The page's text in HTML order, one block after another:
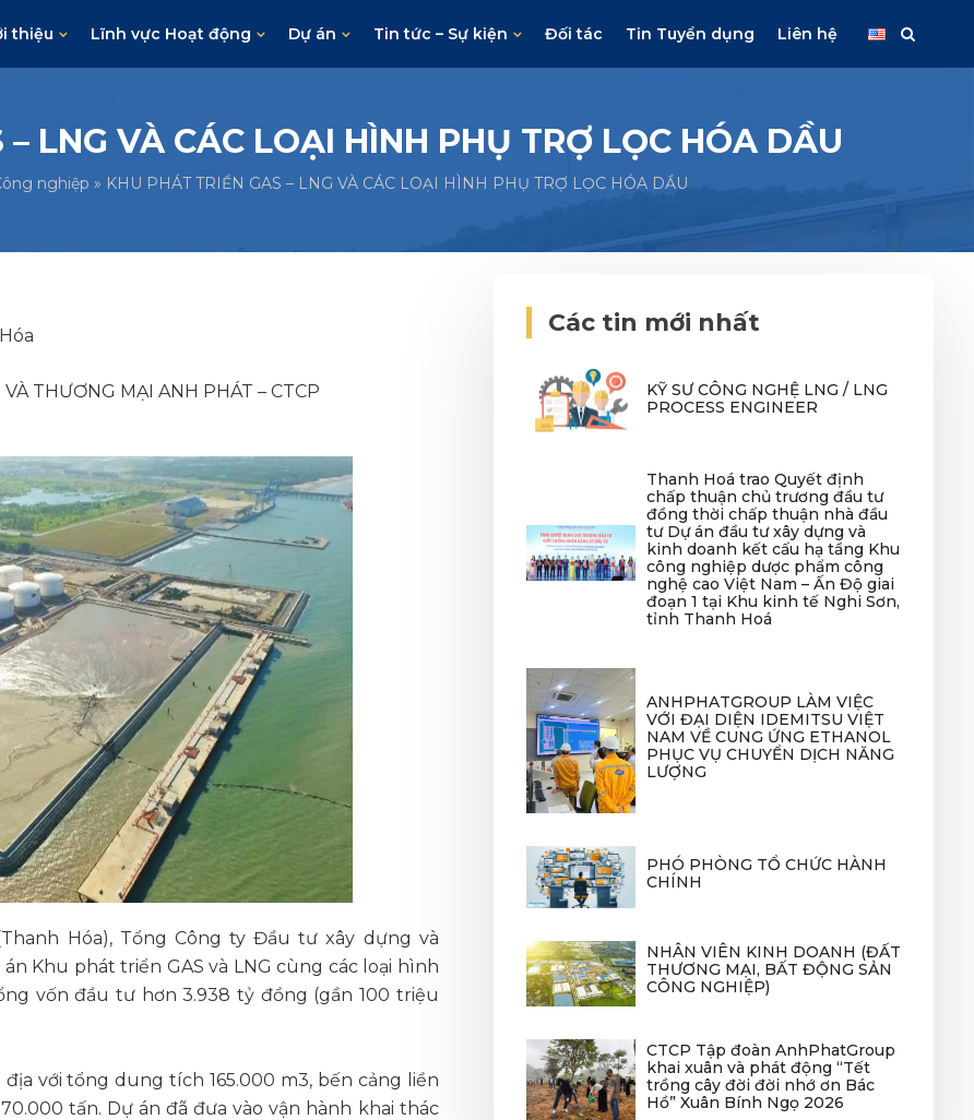
thiệu Lĩnh vực Hoạt động Dự án Tin tức – Sự kiện Đối tác Tin Tuyển dụng Liên hệ
LNG VÀ CÁC LOẠI HÌNH PHỤ TRỢ LỌC HÓA DẦU
nghiệp » KHU PHÁT TRIỂN GAS – LNG VÀ CÁC LOẠI HÌNH PHỤ TRỢ LỌC HÓA DẦU
THƯƠNG MẠI ANH PHÁT – CTCP
Hóa), Tổng Công ty Đầu tư xây dựng và
Khu phát triển GAS và LNG cùng các loại hình
vốn đầu tư hơn 3.938 tỷ đồng (gần 100 triệu
với tổng dung tích 165.000 m3, bến cảng liền
tấn. Dự án đã đưa vào vận hành khai thác
Các tin mới nhất
KỸ SƯ CÔNG NGHỆ LNG / LNG
PROCESS ENGINEER
Thanh Hoá trao Quyết định
chấp thuận chủ trương đầu tư
đồng thời chấp thuận nhà đầu
tư Dự án đầu tư xây dựng và
kinh doanh kết cấu hạ tầng Khu
công nghiệp dược phẩm công
nghệ cao Việt Nam – Ấn Độ giai
đoạn 1 tại Khu kinh tế Nghi Sơn,
tỉnh Thanh Hoá
ANHPHATGROUP LÀM VIỆC
VỚI ĐẠI DIỆN IDEMITSU VIỆT
NAM VỀ CUNG ỨNG ETHANOL
PHỤC VỤ CHUYỂN DỊCH NĂNG
LƯỢNG
PHÓ PHÒNG TỔ CHỨC HÀNH
CHÍNH
NHÂN VIÊN KINH DOANH (ĐẤT
THƯƠNG MẠI, BẤT ĐỘNG SẢN
CÔNG NGHIỆP)
CTCP Tập đoàn AnhPhatGroup
khai xuân và phát động “Tết
trồng cây đời đời nhớ ơn Bác
Hồ” Xuân Bính Ngọ 2026